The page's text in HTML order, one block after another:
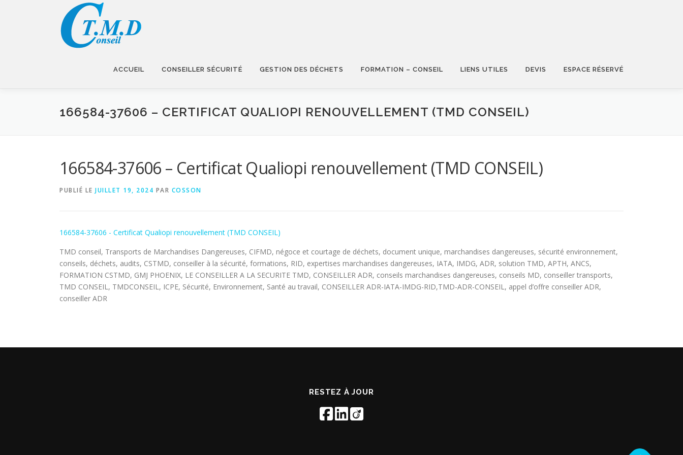
ACCUEIL CONSEILLER SÉCURITÉ GESTION DES DÉCHETS FORMATION – CONSEIL LIENS UTILES DEVIS ESPACE RÉSERVÉ
166584-37606 – CERTIFICAT QUALIOPI RENOUVELLEMENT (TMD CONSEIL)
166584-37606 – Certificat Qualiopi renouvellement (TMD CONSEIL)
PUBLIÉ LE JUILLET 19, 2024 PAR COSSON
166584-37606 - Certificat Qualiopi renouvellement (TMD CONSEIL)
TMD conseil, Transports de Marchandises Dangereuses, CIFMD, négoce et courtage de déchets, document unique, marchandises dangereuses, sécurité environnement,
conseils, déchets, audits, CSTMD, conseiller à la sécurité, formations, RID, expertises marchandises dangereuses, IATA, IMDG, ADR, solution TMD, APTH, ANCS,
FORMATION CSTMD, GMJ PHOENIX, LE CONSEILLER A LA SECURITE TMD, CONSEILLER ADR, conseils marchandises dangereuses, conseils MD, conseiller transports,
TMD CONSEIL, TMDCONSEIL, ICPE, Sécurité, Environnement, Santé au travail, CONSEILLER ADR-IATA-IMDG-RID,TMD-ADR-CONSEIL, appel d’offre conseiller ADR,
conseiller ADR
RESTEZ À JOUR